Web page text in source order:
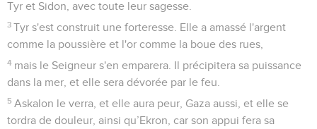
Tyr et Sidon, avec toute leur sagesse.
3 Tyr s'est construit une forteresse. Elle a amassé l'argent
comme la poussière et l'or comme la boue des rues,
4 mais le Seigneur s'en emparera. Il précipitera sa puissance
dans la mer, et elle sera dévorée par le feu.
5 Askalon le verra, et elle aura peur, Gaza aussi, et elle se
tordra de douleur, ainsi qu’Ekron, car son appui fera sa